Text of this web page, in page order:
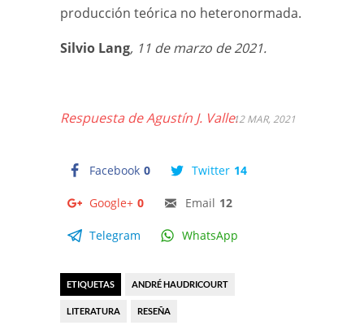
producción teórica no heteronormada.
Silvio Lang, 11 de marzo de 2021.
Respuesta de Agustín J. Valle.
Facebook 0 Twitter 14
Google+ 0 Email 12
Telegram WhatsApp
12 MAR, 2021
ETIQUETAS ANDRÉ HAUDRICOURT
LITERATURA RESEÑA